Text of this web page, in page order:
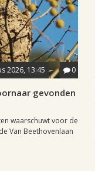
2026, 13:45 0
gevonden
waarschuwt voor de
Van Beethovenlaan